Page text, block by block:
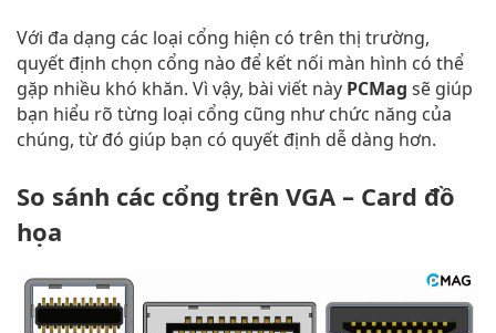
Với đa dạng các loại cổng hiện có trên thị trường,
quyết định chọn cổng nào để kết nối màn hình có thể
gặp nhiều khó khăn. Vì vậy, bài viết này PCMag sẽ giúp
bạn hiểu rõ từng loại cổng cũng như chức năng của
chúng, từ đó giúp bạn có quyết định dễ dàng hơn.
So sánh các cổng trên VGA – Card đồ
họa